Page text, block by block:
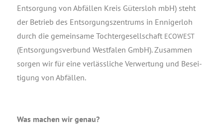
Ent­sor­gung von Abfäl­len Kreis Güters­loh mbH) steht
der Betrieb des Ent­sor­gungs­zen­trums in Enni­ger­loh
durch die gemein­sa­me Toch­ter­ge­sell­schaft ECOWEST
(Ent­sor­gungs­ver­bund West­fa­len GmbH). Zusam­men
sor­gen wir für eine ver­läss­li­che Ver­wer­tung und Besei­
ti­gung von Abfällen.
Was machen wir genau?